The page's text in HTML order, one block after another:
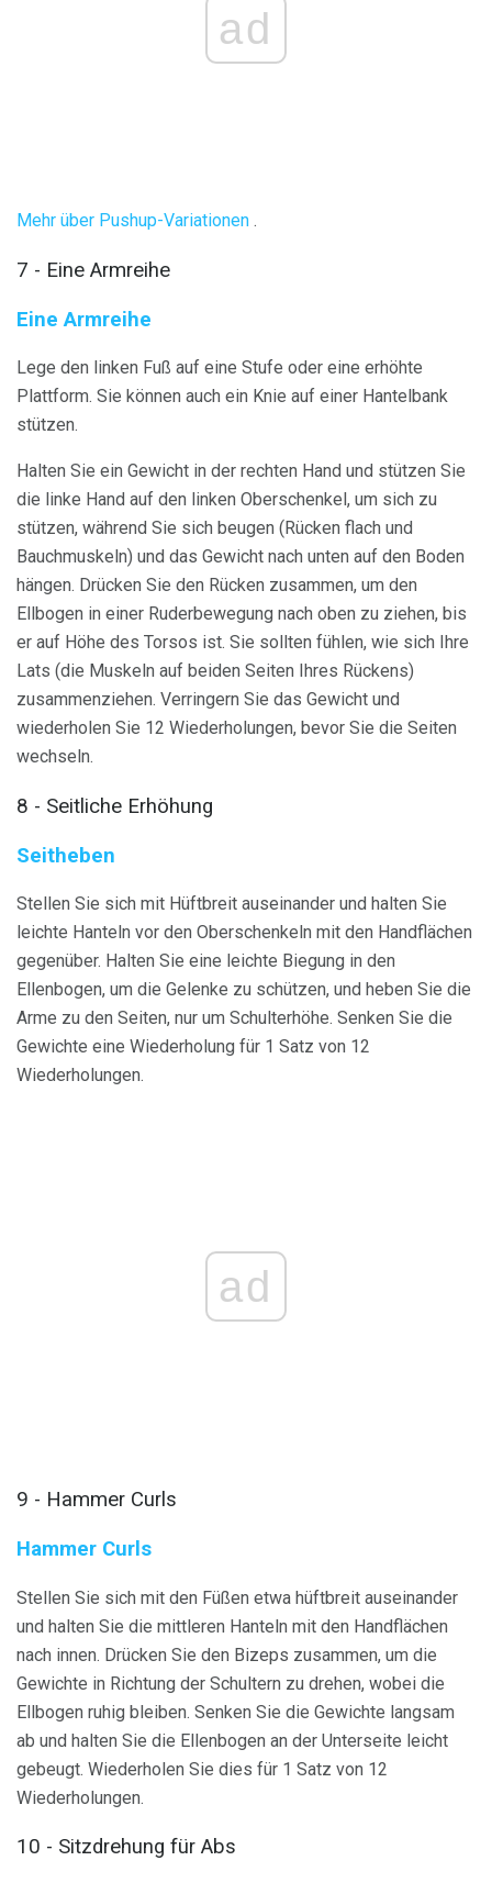
ad
Mehr über Pushup-Variationen .
7 - Eine Armreihe
Eine Armreihe
Lege den linken Fuß auf eine Stufe oder eine erhöhte
Plattform. Sie können auch ein Knie auf einer Hantelbank
stützen.
Halten Sie ein Gewicht in der rechten Hand und stützen Sie
die linke Hand auf den linken Oberschenkel, um sich zu
stützen, während Sie sich beugen (Rücken flach und
Bauchmuskeln) und das Gewicht nach unten auf den Boden
hängen. Drücken Sie den Rücken zusammen, um den
Ellbogen in einer Ruderbewegung nach oben zu ziehen, bis
er auf Höhe des Torsos ist. Sie sollten fühlen, wie sich Ihre
Lats (die Muskeln auf beiden Seiten Ihres Rückens)
zusammenziehen. Verringern Sie das Gewicht und
wiederholen Sie 12 Wiederholungen, bevor Sie die Seiten
wechseln.
8 - Seitliche Erhöhung
Seitheben
Stellen Sie sich mit Hüftbreit auseinander und halten Sie
leichte Hanteln vor den Oberschenkeln mit den Handflächen
gegenüber. Halten Sie eine leichte Biegung in den
Ellenbogen, um die Gelenke zu schützen, und heben Sie die
Arme zu den Seiten, nur um Schulterhöhe. Senken Sie die
Gewichte eine Wiederholung für 1 Satz von 12
Wiederholungen.
ad
9 - Hammer Curls
Hammer Curls
Stellen Sie sich mit den Füßen etwa hüftbreit auseinander
und halten Sie die mittleren Hanteln mit den Handflächen
nach innen. Drücken Sie den Bizeps zusammen, um die
Gewichte in Richtung der Schultern zu drehen, wobei die
Ellbogen ruhig bleiben. Senken Sie die Gewichte langsam
ab und halten Sie die Ellenbogen an der Unterseite leicht
gebeugt. Wiederholen Sie dies für 1 Satz von 12
Wiederholungen.
10 - Sitzdrehung für Abs